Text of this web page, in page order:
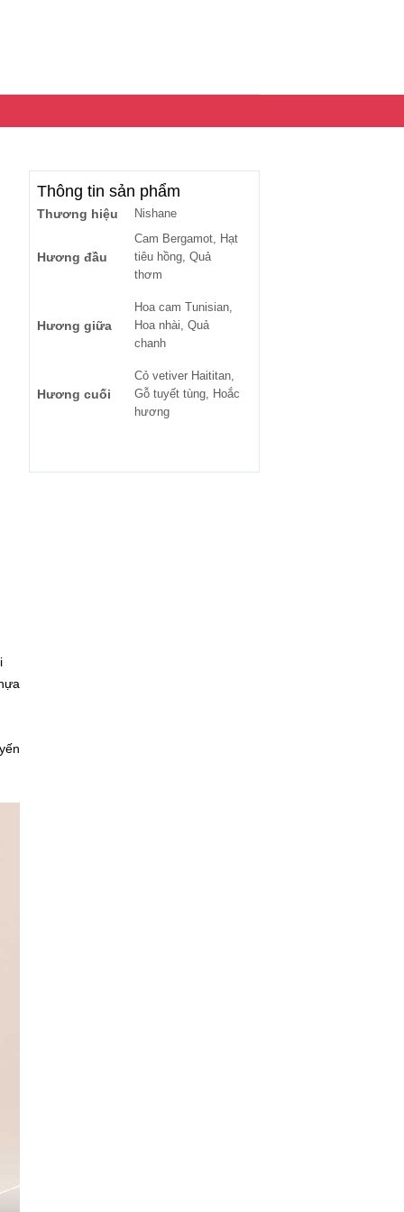
Thông tin sản phẩm
Thương hiệu Nishane
Hương đầu
Cam Bergamot, Hạt
tiêu hồng, Quả
thơm
Hương giữa
Hoa cam Tunisian,
Hoa nhài, Quả
chanh
Hương cuối
Cỏ vetiver Haititan,
Gỗ tuyết tùng, Hoắc
hương